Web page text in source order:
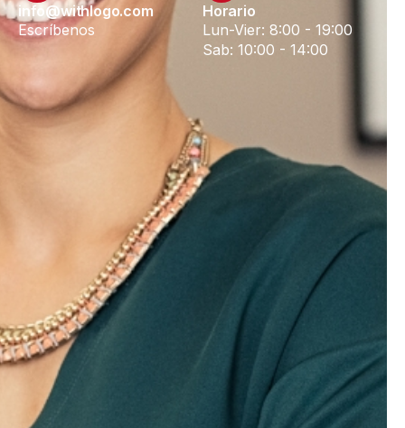
info@withlogo.com
Escríbenos
Horario
Lun-Vier: 8:00 - 19:00
Sab: 10:00 - 14:00